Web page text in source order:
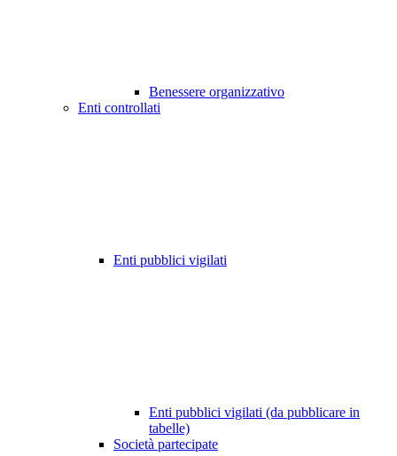
Benessere organizzativo
Enti controllati
Enti pubblici vigilati
Enti pubblici vigilati (da pubblicare in
tabelle)
Società partecipate